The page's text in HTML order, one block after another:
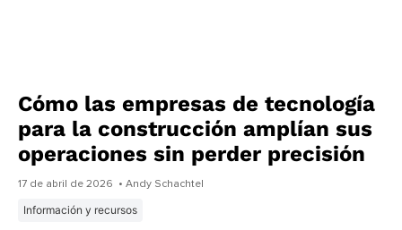
Cómo las empresas de tecnología
para la construcción amplían sus
operaciones sin perder precisión
17 de abril de 2026 • Andy Schachtel
Información y recursos